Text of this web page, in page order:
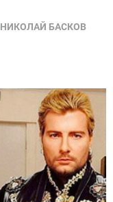
НИКОЛАЙ БАСКОВ